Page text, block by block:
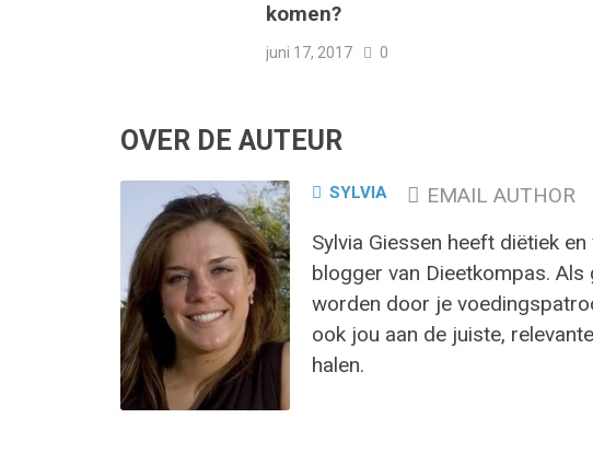
komen?
juni 17, 2017 0
OVER DE AUTEUR
SYLVIA
EMAIL AUTHOR
Sylvia Giessen heeft diëtiek
blogger van Dieetkompas.
worden door je
ook jou aan de juiste,
halen.